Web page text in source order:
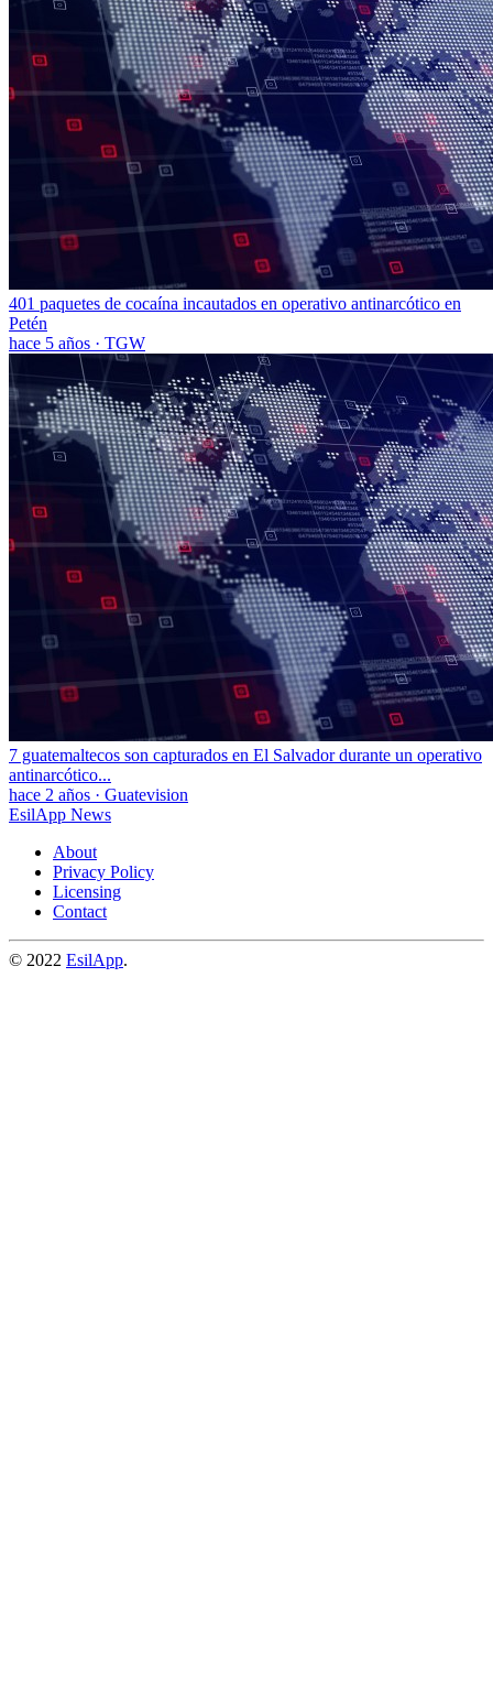
401 paquetes de cocaína incautados en operativo antinarcótico en
Petén
hace 5 años · TGW
7 guatemaltecos son capturados en El Salvador durante un operativo
antinarcótico...
hace 2 años · Guatevision
EsilApp News
About
Privacy Policy
Licensing
Contact
© 2022 EsilApp.